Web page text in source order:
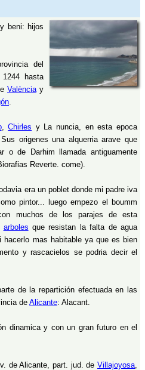
beni: hijos
del
hasta
Valènciay
.
,Chirles y La nuncia, en esta epoca
origenes una alquerria arave que
o de Darhim llamada antiguamente
Reverte. come).
era un poblet donde mi padre iva
pintor... luego empezo el boumm
muchos de los parajes de esta
arboles que resistan la falta de agua
hacerlo mas habitable ya que es bien
y rascacielos se podria decir el
de la repartición efectuada en las
deAlicante: Alacant.
dinamica y con un gran futuro en el
de Alicante, part. jud. de Villajoyosa,